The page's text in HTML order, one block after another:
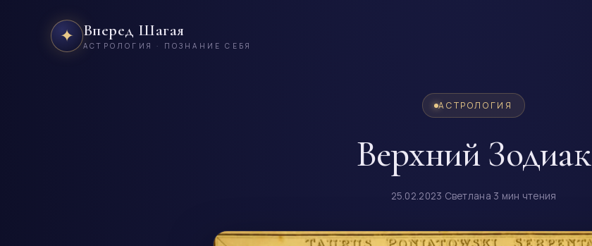
✦ Вперед Шагая
АСТРОЛОГИЯ · ПОЗНАНИЕ СЕБЯ
АСТРОЛОГИЯ
Верхний Зодиак
25.02.2023·Светлана·3 мин чтения